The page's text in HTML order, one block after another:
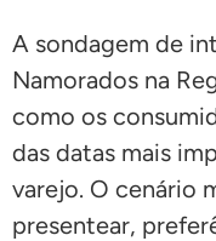
A sondagem de
Namorados na
como os
das datas mais
varejo. O cenário
presentear,